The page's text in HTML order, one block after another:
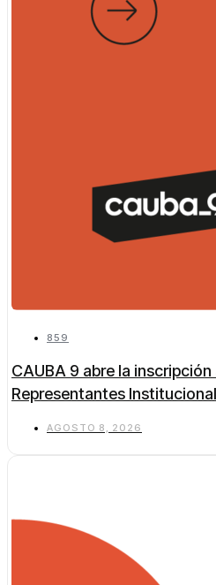
859
CAUBA 9 abre la
Representantes
AGOSTO 8, 2026